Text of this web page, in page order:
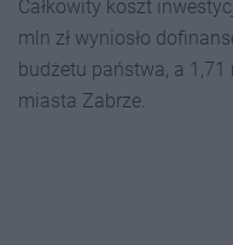
Całkowity koszt
mln zł wyniosło
budżetu państwa, a 1,71
miasta Zabrze.